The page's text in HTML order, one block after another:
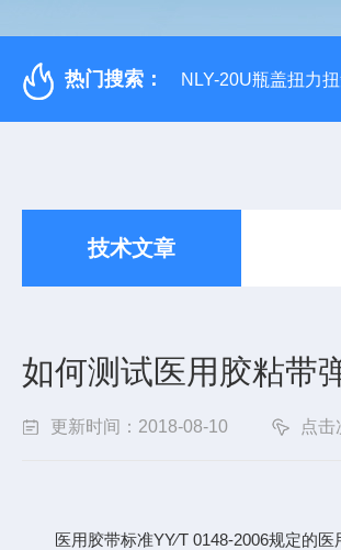
热门搜索： NLY-20U瓶盖扭力
技术文章
如何测试医用胶粘带
更新时间：2018-08-10 点击
医用胶带标准YY∕T 0148-2006规定的医